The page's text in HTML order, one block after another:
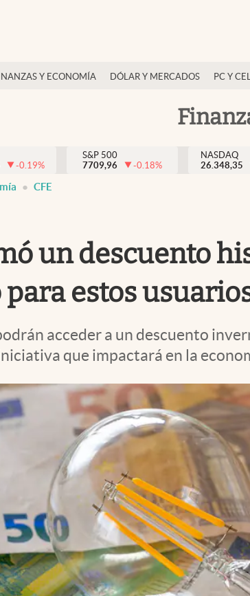
Y ECONOMÍA DÓLAR Y MERCADOS PC Y
-0.19%
S&P 500
7709,96
-0.18%
NASDAQ
26.348,35
CFE
un descuento
estos
acceder a un descuento
que impactará en la